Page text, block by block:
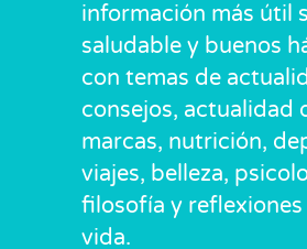
información más útil
saludable y buenos
con temas de
consejos, actualidad
marcas, nutrición,
viajes, belleza,
filosofía y reflexiones
vida.